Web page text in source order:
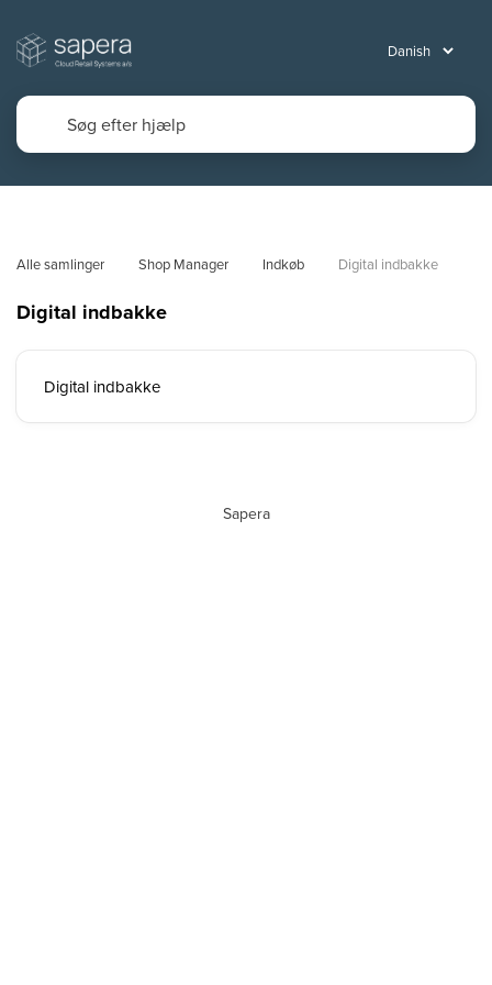
Alle samlinger Shop Manager Indkøb Digital indbakke
Digital indbakke
Digital indbakke
Sapera